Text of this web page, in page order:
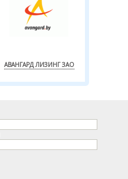
АВАНГАРД ЛИЗИНГ ЗАО